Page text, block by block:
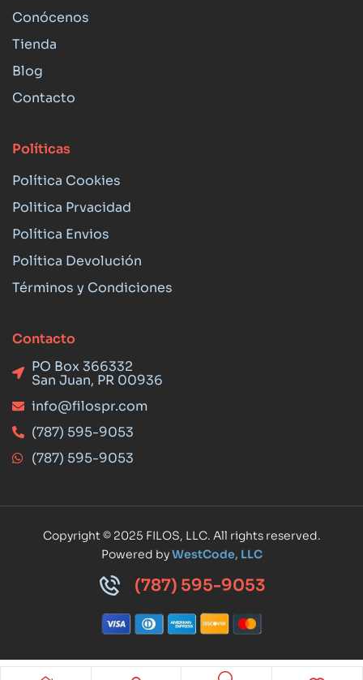
Conócenos
Tienda
Blog
Contacto
Políticas
Política Cookies
Politica Prvacidad
Política Envios
Política Devolución
Términos y Condiciones
Contacto
PO Box 366332
San Juan, PR 00936
info@filospr.com
(787) 595-9053
(787) 595-9053
Copyright © 2025 FILOS, LLC. All rights reserved.
Powered byWestCode, LLC
(787) 595-9053